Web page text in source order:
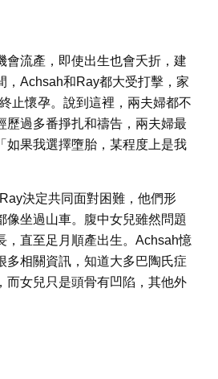
會流產，即使出生也會夭折，建
，Achsah和Ray都大受打擊，家
止懷孕。說到這裡，兩夫婦都不
歷過多番掙扎和禱告，兩夫婦最
如果我選擇墮胎，某程度上是我
決定共同面對困難，他們形
像坐過山車。腹中女兒雖然問題
，直至足月順產出生。Achsah憶
多相關資訊，知道大多巴陶氏症
而女兒只是頭骨有凹陷，其他外